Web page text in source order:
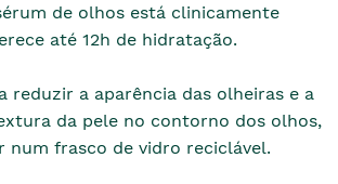
de olhos está clinicamente
até 12h de hidratação.
reduzir a aparência das olheiras e a
da pele no contorno dos olhos,
num frasco de vidro reciclável.